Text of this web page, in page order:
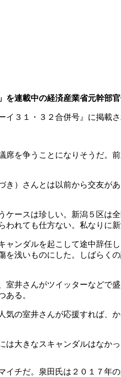
を連載中の経済産業省元幹部
イ３１・３２合併号』に掲載さ
席を争うことになりそうだ。
）さんとは以前から交友があ
ースは珍しい。新潟５区は
れても仕方ない。私なりに
ャンダルを起こして途中辞
を浅いものにした。しばらく
室井さんがツイッターなど
ある。
気の室井さんが応援すれば、
は大きなスキャンダルはなか
イチだ。泉田氏は２０１７年